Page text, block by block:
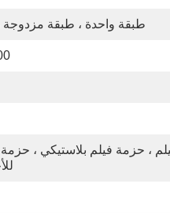
طبقة واحدة ، طبقة مزدوجة